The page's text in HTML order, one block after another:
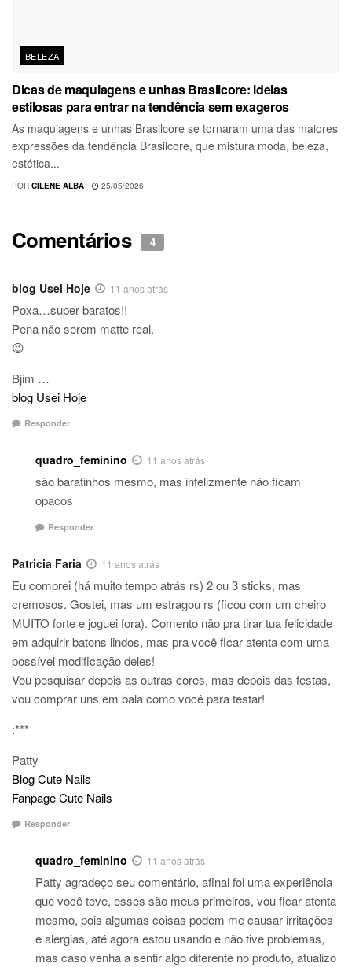
BELEZA
Dicas de maquiagens e unhas Brasilcore: ideias
estilosas para entrar na tendência sem exageros
As maquiagens e unhas Brasilcore se tornaram uma das maiores
expressões da tendência Brasilcore, que mistura moda, beleza,
estética...
POR CILENE ALBA 25/05/2026
Comentários 4
blog Usei Hoje 11 anos atrás
Poxa…super baratos!!
Pena não serem matte real.
😉
Bjim …
blog Usei Hoje
Responder
quadro_feminino 11 anos atrás
são baratinhos mesmo, mas infelizmente não ficam
opacos
Responder
Patricia Faria 11 anos atrás
Eu comprei (há muito tempo atrás rs) 2 ou 3 sticks, mas
cremosos. Gostei, mas um estragou rs (ficou com um cheiro
MUITO forte e joguei fora). Comento não pra tirar tua felicidade
em adquirir batons lindos, mas pra você ficar atenta com uma
possível modificação deles!
Vou pesquisar depois as outras cores, mas depois das festas,
vou comprar uns em bala como você para testar!
:***
Patty
Blog Cute Nails
Fanpage Cute Nails
Responder
quadro_feminino 11 anos atrás
Patty agradeço seu comentário, afinal foi uma experiência
que você teve, esses são meus primeiros, vou ficar atenta
mesmo, pois algumas coisas podem me causar irritações
e alergias, até agora estou usando e não tive problemas,
mas caso venha a sentir algo diferente no produto, atualizo